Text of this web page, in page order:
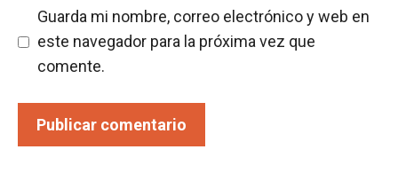
Guarda mi nombre, correo electrónico y web en
este navegador para la próxima vez que
comente.